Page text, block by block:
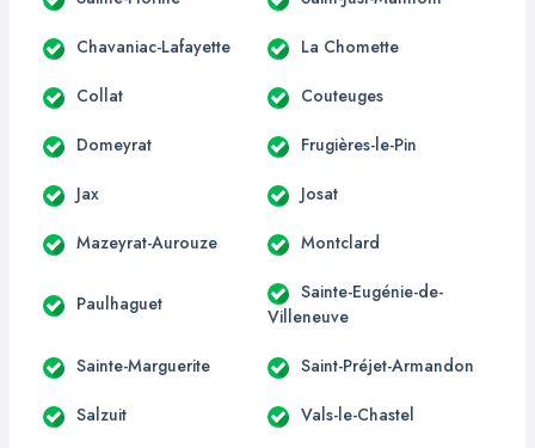
Chavaniac-Lafayette La Chomette
Collat Couteuges
Domeyrat Frugières-le-Pin
Jax Josat
Mazeyrat-Aurouze Montclard
Paulhaguet
Sainte-Eugénie-de-
Villeneuve
Sainte-Marguerite Saint-Préjet-Armandon
Salzuit Vals-le-Chastel